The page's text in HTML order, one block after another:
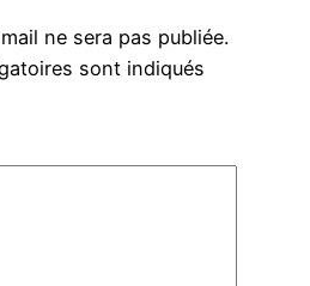
ne sera pas publiée.
sont indiqués